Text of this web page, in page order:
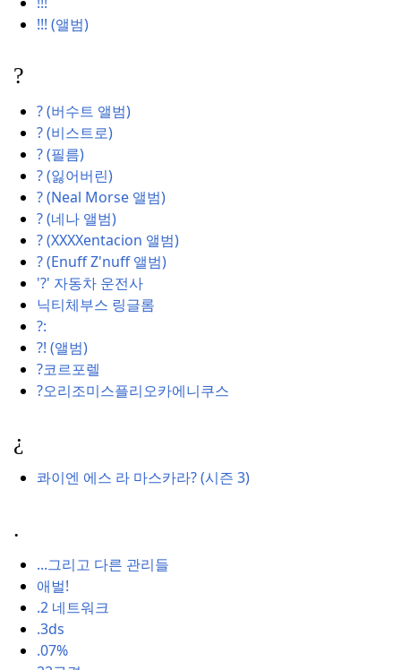
!!! (앨범)
?
? (버수트 앨범)
? (비스트로)
? (필름)
? (잃어버린)
? (Neal Morse 앨범)
? (네나 앨범)
? (XXXXentacion 앨범)
? (Enuff Z'nuff 앨범)
'?' 자동차 운전사
닉티체부스 링글롬
?:
?! (앨범)
?코르포렐
?오리조미스플리오카에니쿠스
¿
콰이엔 에스 라 마스카라?(시즌 3)
.
...그리고 다른 관리들
애벌!
.2 네트워크
.3ds
.07%